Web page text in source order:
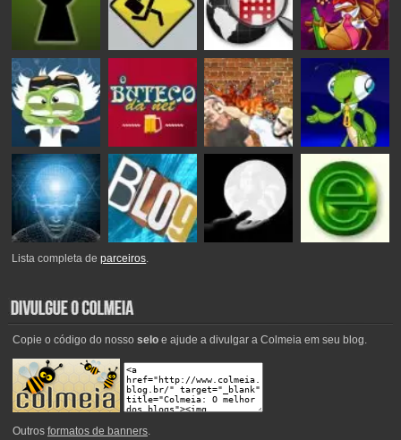
Lista completa deparceiros.
Copie o código do nosso seloe ajude a divulgar a Colmeia em seu blog.
Outros formatos de banners.